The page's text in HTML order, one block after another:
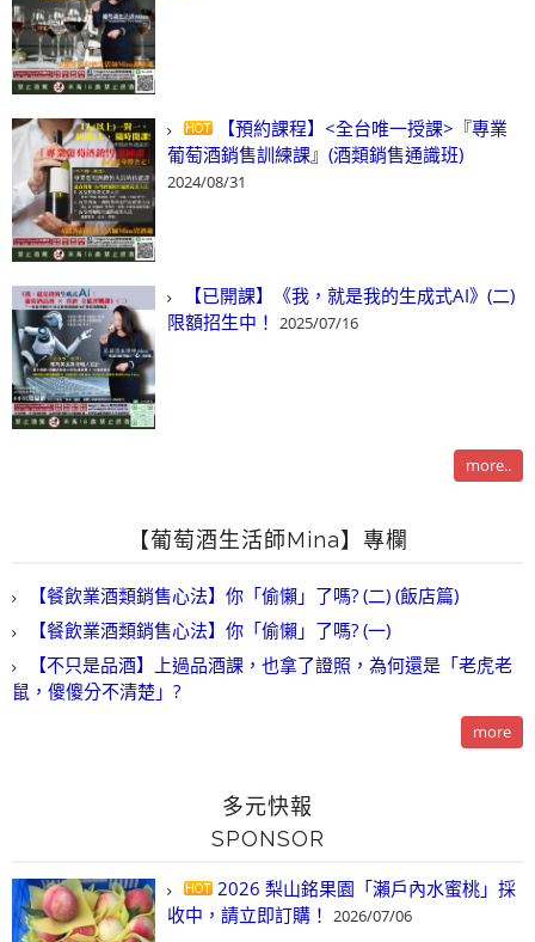
【預約課程】<全台唯一授課>『專業
葡萄酒銷售訓練課』(酒類銷售通識班)
2024/08/31
【已開課】《我，就是我的生成式AI》(二)
限額招生中！ 2025/07/16
more..
【葡萄酒生活師Mina】專欄
【餐飲業酒類銷售心法】你「偷懶」了嗎? (二) (飯店篇)
【餐飲業酒類銷售心法】你「偷懶」了嗎? (一)
【不只是品酒】上過品酒課，也拿了證照，為何還是「老虎老
鼠，傻傻分不清楚」?
more
多元快報
SPONSOR
2026 梨山銘果園「瀨戶內水蜜桃」採
收中，請立即訂購！ 2026/07/06